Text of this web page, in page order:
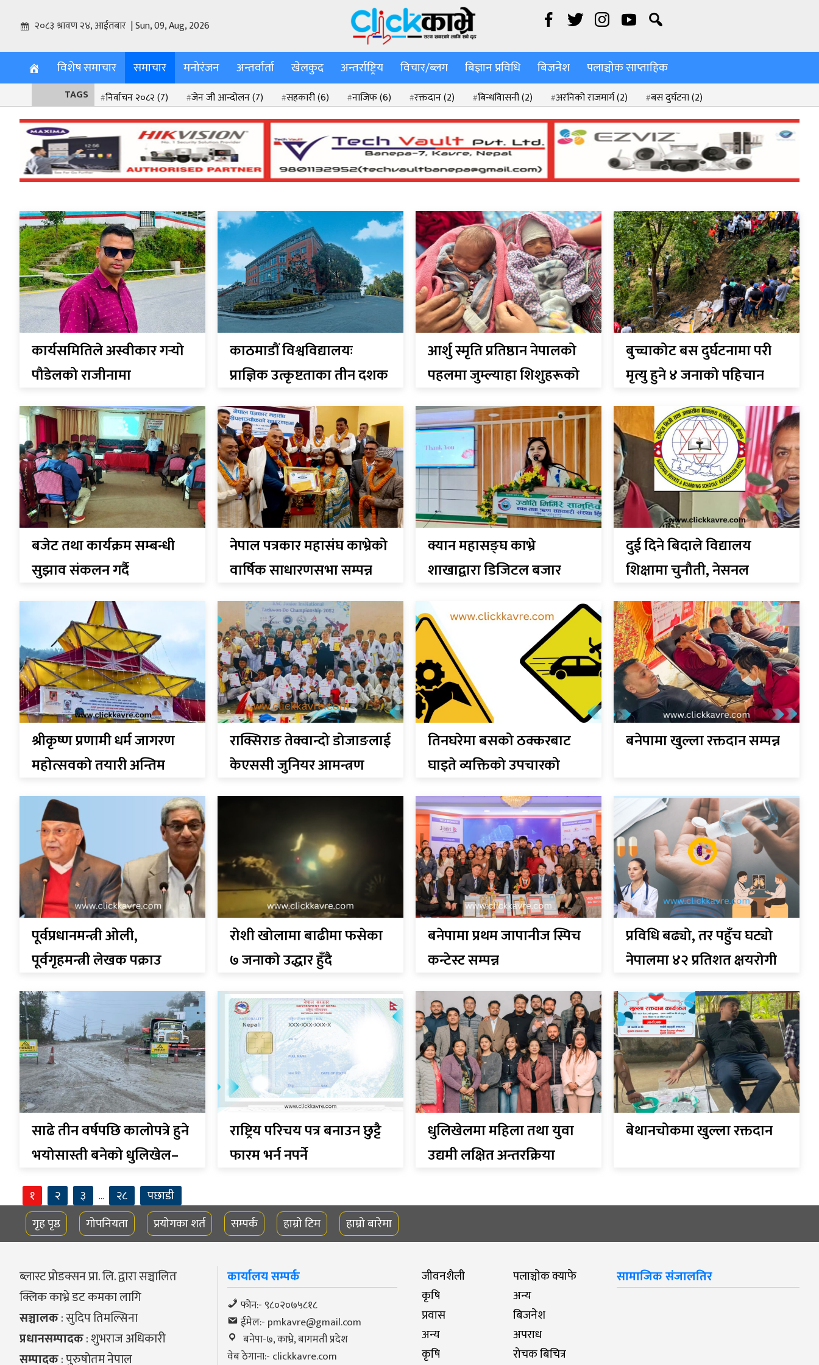
२०८३ श्रावण २४, आईतबार | Sun, 09, Aug, 2026
विशेष समाचार समाचार मनोरंजन अन्तर्वार्ता खेलकुद अन्तर्राष्ट्रिय विचार/ब्लग बिज्ञान प्रविधि बिजनेश पलाञ्चोक साप्ताहिक
TAGS निर्वाचन २०८२(7) जेन जी आन्दोलन(7) सहकारी(6) नाजिफ(6) रक्तदान(2) बिन्धवािसनी(2) अरनिको राजमार्ग(2) बस दुर्घटना(2)
श्रीकृष्ण प्रणामी धर्म जागरण महोत्सव २०८२(2) बाढी पहिरो(2) सामसङ एस–सेरिज(2)
कार्यसमितिले अस्वीकार गर्‍यो
पौडेलको राजीनामा
काठमाडौं विश्वविद्यालयः
प्राज्ञिक उत्कृष्टताका तीन दशक
आर्शु स्मृति प्रतिष्ठान नेपालको
पहलमा जुम्ल्याहा शिशुहरूको
नि:शुल्क उपचार
बुच्चाकोट बस दुर्घटनामा परी
मृत्यु हुने ४ जनाको पहिचान
खुल्यो
बजेट तथा कार्यक्रम सम्बन्धी
सुझाव संकलन गर्दै
बिन्धवासिनी
नेपाल पत्रकार महासंघ काभ्रेको
वार्षिक साधारणसभा सम्पन्न
क्यान महासङ्घ काभ्रे
शाखाद्वारा डिजिटल बजार
तालिम सम्पन्न
दुई दिने बिदाले विद्यालय
शिक्षामा चुनौती, नेसनल
प्याब्सनको चिन्ता
श्रीकृष्ण प्रणामी धर्म जागरण
महोत्सवको तयारी अन्तिम
चरणमा
राक्सिराङ तेक्वान्दो डोजाङलाई
केएससी जुनियर आमन्त्रण
तेक्वान्दोको उपाधि
तिनघरेमा बसको ठक्करबाट
घाइते व्यक्तिको उपचारको
क्रममा मृत्यु
बनेपामा खुल्ला रक्तदान सम्पन्न
पूर्वप्रधानमन्त्री ओली,
पूर्वगृहमन्त्री लेखक पक्राउ
रोशी खोलामा बाढीमा फसेका
७ जनाकाे उद्धार हुँदै
बनेपामा प्रथम जापानीज स्पिच
कन्टेस्ट सम्पन्न
प्रविधि बढ्यो, तर पहुँच घट्यो
नेपालमा ४२ प्रतिशत क्षयरोगी
अझै उपचार बाहिर
साढे तीन वर्षपछि कालोपत्रे हुने
भयोसास्ती बनेको धुलिखेल–
खावा सडक खण्ड
राष्ट्रिय परिचय पत्र बनाउन छुट्टै
फारम भर्न नपर्ने
धुलिखेलमा महिला तथा युवा
उद्यमी लक्षित अन्तरक्रिया
बेथानचोकमा खुल्ला रक्तदान
१ २ ३ … २८
पछाडी
गृह पृष्ठ
गोपनियता प्रयोगका शर्त सम्पर्क हाम्रो टिम हाम्रो बारेमा
ब्लास्ट प्रोडक्सन प्रा. लि. द्वारा सञ्चालित
क्लिक काभ्रे डट कमका लागि
सञ्चालक: सुदिप तिमल्सिना
प्रधानसम्पादक: शुभराज अधिकारी
सम्पादक: पुरुषोतम नेपाल
कार्यालय सम्पर्क
फोन:- ९८०२०७५८१८
ईमेल:- pmkavre@gmail.com
बनेपा-७, काभ्रे, बागमती प्रदेश
वेब ठेगाना:- clickkavre.com
जीवनशैली
पलाञ्चाेक क्याफे
कृषि
अन्य
प्रवास
बिजनेश
अन्य
अपराध
कृषि
रोचक बिचित्र
सामाजिक संजालतिर